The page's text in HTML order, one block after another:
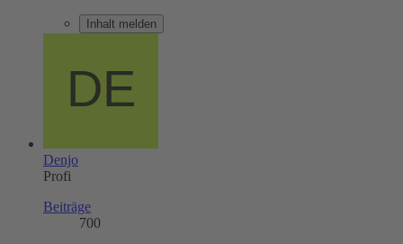
Inhalt melden
Denjo
Profi
Beiträge
700